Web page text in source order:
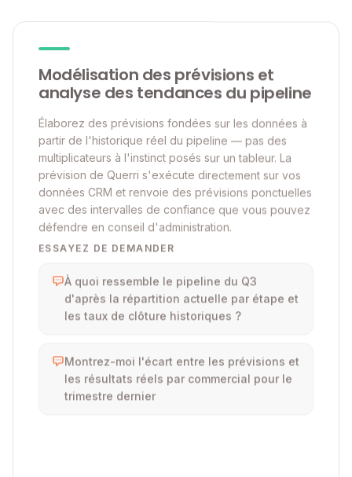
Modélisation des prévisions et
analyse des tendances du pipeline
Élaborez des prévisions fondées sur les données à
partir de l'historique réel du pipeline — pas des
multiplicateurs à l'instinct posés sur un tableur. La
prévision de Querri s'exécute directement sur vos
données CRM et renvoie des prévisions ponctuelles
avec des intervalles de confiance que vous pouvez
défendre en conseil d'administration.
ESSAYEZ DE DEMANDER
À quoi ressemble le pipeline du Q3
d'après la répartition actuelle par étape et
les taux de clôture historiques ?
Montrez-moi l'écart entre les prévisions et
les résultats réels par commercial pour le
trimestre dernier